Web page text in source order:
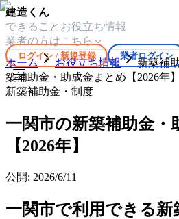
建造くん
できること お役立ち情報
業者の方はこちら
ログイン / 新規登録 業者ログイン
ホーム お役立ち情報 新築補
築補助金・助成金まとめ【2026年】
新築補助金・制度
一関市の新築補助金・
【2026年】
公開: 2026/6/11
一関市で利用できる新